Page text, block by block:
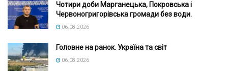
Чотири доби Марганецька, Покровська і
Червоногригорівська громади без води.
06.08.2026
Головне на ранок. Україна та світ
06.08.2026